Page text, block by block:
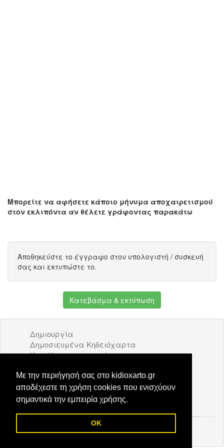
Με την περιήγησή σας στο kidioxarto.gr
αποδέχεστε τη χρήση cookies που ενισχύουν
σημαντικά την εμπειρία χρήσης.
OK
Μπορείτε να αφήσετε κάποιο μήνυμα αποχαιρετισμού
στον εκλιπόντα αν θέλετε γράφοντας παρακάτω
Αποθηκεύστε το έγγραφο στον υπολογιστή / συσκευή
σας και εκτυπώστε το.
Κατεβάσμα & εκτύπωση
Δημιουργία
Δημοσιευμένα Κηδειόχαρτα
Κατάλογος επιχειρήσεων
Διαφήμιση
Επικοινωνία
© 2026 Kidioxarto.gr /Επικοινωνία